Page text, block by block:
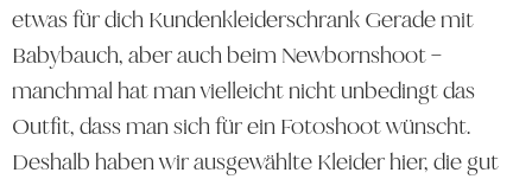
etwas für dich Kundenkleiderschrank Gerade mit
Babybauch, aber auch beim Newbornshoot –
manchmal hat man vielleicht nicht unbedingt das
Outfit, dass man sich für ein Fotoshoot wünscht.
Deshalb haben wir ausgewählte Kleider hier, die gut